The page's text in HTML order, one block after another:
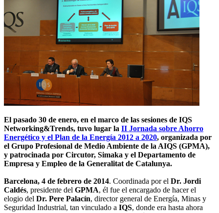
El pasado 30 de enero, en el marco de las sesiones de IQS
Networking&Trends, tuvo lugar la II Jornada sobre Ahorro
Energético y el Plan de la Energía 2012 a 2020, organizada por
el Grupo Profesional de Medio Ambiente de la AIQS (GPMA),
y patrocinada por Circutor, Simaka y el Departamento de
Empresa y Empleo de la Generalitat de Catalunya.
Barcelona, 4 de febrero de 2014. Coordinada por el Dr. Jordi
Caldés, presidente del GPMA, él fue el encargado de hacer el
elogio del Dr. Pere Palacín, director general de Energía, Minas y
Seguridad Industrial, tan vinculado a IQS, donde era hasta ahora